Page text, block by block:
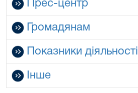
Прес-центр
Громадянам
Показники діяльності
Інше